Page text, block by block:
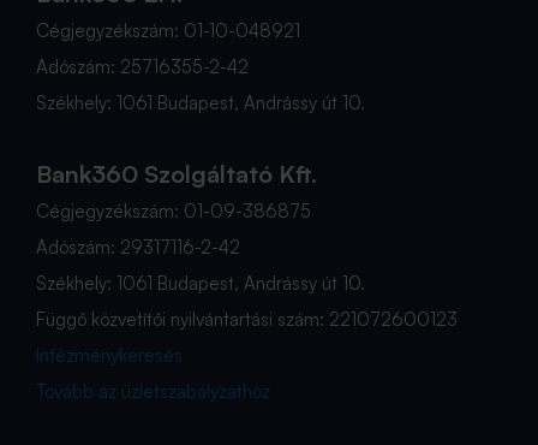
Cégjegyzékszám: 01-10-048921
Adószám: 25716355-2-42
Székhely: 1061 Budapest, Andrássy út 10.
Bank360 Szolgáltató Kft.
Cégjegyzékszám: 01-09-386875
Adószám: 29317116-2-42
Székhely: 1061 Budapest, Andrássy út 10.
Függő közvetítői nyilvántartási szám: 221072600123
Intézménykeresés
Tovább az üzletszabályzathoz